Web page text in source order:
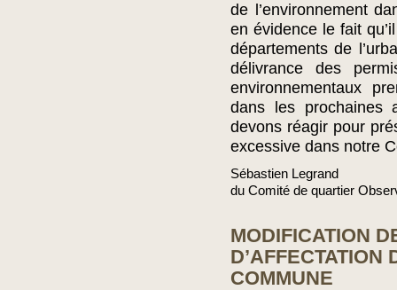
de l’environnement
en évidence le fait
départements de
délivrance des
environnementaux
dans les prochaines
devons réagir pour
excessive dans notre
Sébastien Legrand
du Comité de quartier
MODIFICATION
D’AFFECTATION
COMMUNE